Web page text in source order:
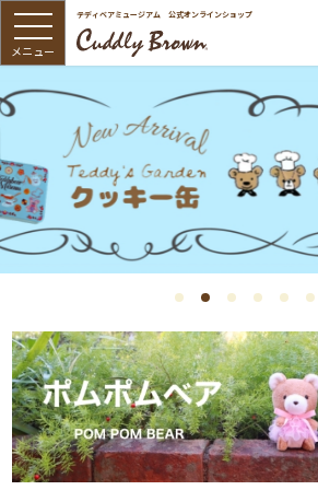
テディベアミュージアム 公式オンラインショップ